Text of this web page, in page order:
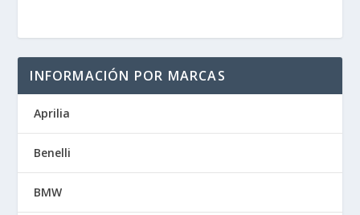
INFORMACIÓN POR MARCAS
Aprilia
Benelli
BMW